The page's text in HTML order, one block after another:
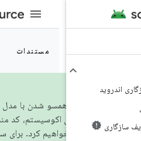
از سال ۲۰۲۶، برای همسو شدن با مدل
برای اکوسیستم، کد منبع را در